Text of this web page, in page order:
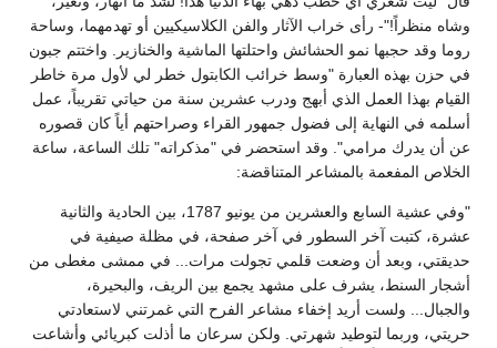
وشاه منظراً!"- رأى خراب الآثار والفن الكلاسيكيين أو تهدمهما، وساحة
روما وقد حجبها نمو الحشائش واحتلتها الماشية والخنازير. واختتم جبون
في حزن بهذه العبارة "وسط خرائب الكابتول خطر لي لأول مرة خاطر
القيام بهذا العمل الذي أبهج ودرب عشرين سنة من حياتي تقريباً، عمل
أسلمه في النهاية إلى فضول جمهور القراء وصراحتهم أياً كان قصوره
عن أن يدرك مرامي". وقد استحضر في "مذكراته" تلك الساعة، ساعة
الخلاص المفعمة بالمشاعر المتناقضة:
"وفي عشية السابع والعشرين من يونيو 1787، بين الحادية والثانية
عشرة، كتبت آخر السطور في آخر صفحة، في مظلة صيفية في
حديقتي، وبعد أن وضعت قلمي تجولت مرات... في ممشى مغطى من
أشجار السنط، يشرف على مشهد يجمع بين الريف، والبحيرة،
والجبال... ولست أريد إخفاء مشاعر الفرح التي غمرتني لاستعادتي
حريتي، وربما لتوطيد شهرتي. ولكن سرعان ما أذلت كبريائي وأشاعت